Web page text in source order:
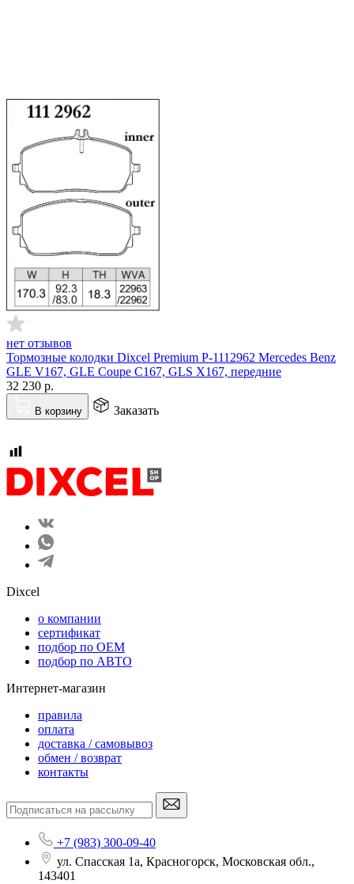
нет отзывов
Тормозные колодки Dixcel Premium P-1112962 Mercedes Benz
GLE V167, GLE Coupe C167, GLS X167, передние
32 230 р.
В корзину Заказать
Dixcel
o компании
сертификат
подбор по OEM
подбор по АВТО
Интернет-магазин
правила
оплата
доставка / самовывоз
обмен / возврат
контакты
+7 (983) 300-09-40
ул. Спасская 1а, Красногорск, Московская обл.,
143401